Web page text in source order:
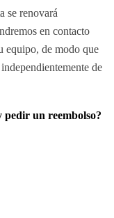
se renovará
en contacto
equipo, de modo que
de
pedir un reembolso?